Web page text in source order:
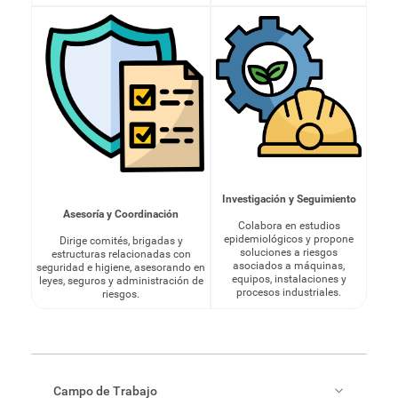
Asesoría y Coordinación
Dirige comités, brigadas y
estructuras relacionadas con
seguridad e higiene, asesorando en
leyes, seguros y administración de
riesgos.
Investigación y Seguimiento
Colabora en estudios
epidemiológicos y propone
soluciones a riesgos
asociados a máquinas,
equipos, instalaciones y
procesos industriales.
Campo de Trabajo